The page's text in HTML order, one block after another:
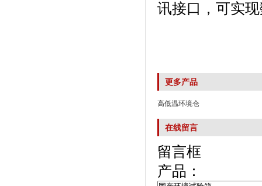
讯接口，可实
更多产品
高低温环境仓
在线留言
留言框
产品：